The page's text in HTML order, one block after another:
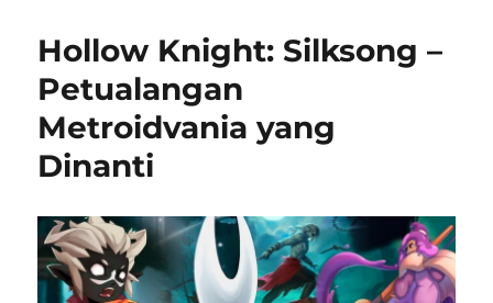
Hollow Knight: Silksong –
Petualangan
Metroidvania yang
Dinanti